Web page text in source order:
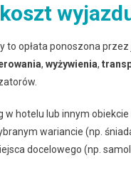
koszt
to opłata ponoszona
, wyżywienia,
w hotelu lub innym
wariancie (np.
docelowego (np.